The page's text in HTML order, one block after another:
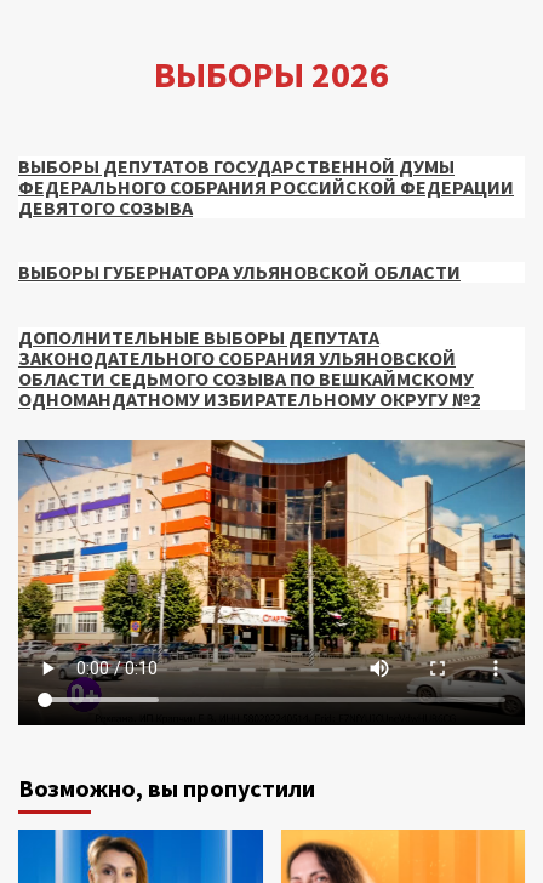
ВЫБОРЫ 2026
ВЫБОРЫ ДЕПУТАТОВ ГОСУДАРСТВЕННОЙ ДУМЫ
ФЕДЕРАЛЬНОГО СОБРАНИЯ РОССИЙСКОЙ ФЕДЕРАЦИИ
ДЕВЯТОГО СОЗЫВА
ВЫБОРЫ ГУБЕРНАТОРА УЛЬЯНОВСКОЙ ОБЛАСТИ
ДОПОЛНИТЕЛЬНЫЕ ВЫБОРЫ ДЕПУТАТА
ЗАКОНОДАТЕЛЬНОГО СОБРАНИЯ УЛЬЯНОВСКОЙ
ОБЛАСТИ СЕДЬМОГО СОЗЫВА ПО ВЕШКАЙМСКОМУ
ОДНОМАНДАТНОМУ ИЗБИРАТЕЛЬНОМУ ОКРУГУ №2
Возможно, вы пропустили